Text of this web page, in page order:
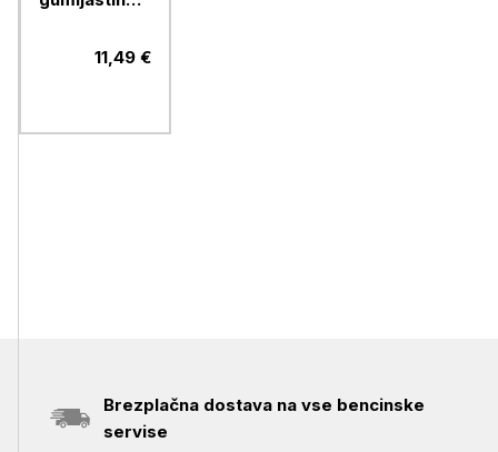
11,49 €
Brezplačna dostava na vse bencinske
servise